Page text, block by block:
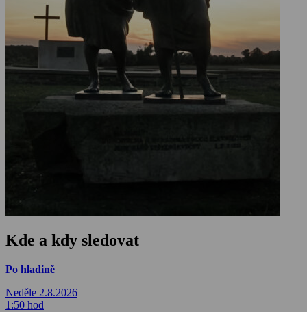
Kde a kdy sledovat
Po hladině
Neděle 2.8.2026
1:50 hod